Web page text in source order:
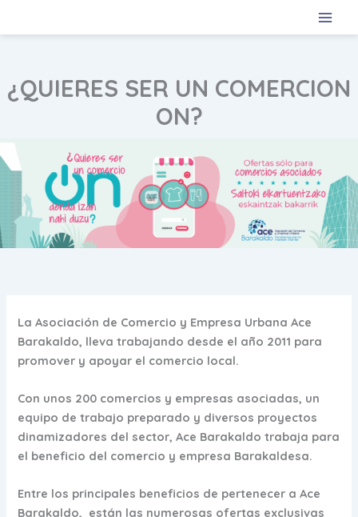
¿QUIERES SER UN COMERCION
ON?
La Asociación de Comercio y Empresa Urbana Ace
Barakaldo, lleva trabajando desde el año 2011 para
promover y apoyar el comercio local.
Con unos 200 comercios y empresas asociadas, un
equipo de trabajo preparado y diversos proyectos
dinamizadores del sector, Ace Barakaldo trabaja para
el beneficio del comercio y empresa Barakaldesa.
Entre los principales beneficios de pertenecer a Ace
Barakaldo, están las numerosas ofertas exclusivas